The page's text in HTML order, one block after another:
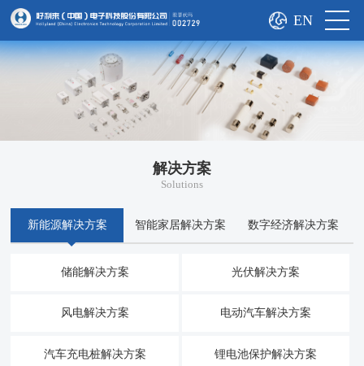
EN
解决方案
Solutions
新能源解决方案 智能家居解决方案 数字经济解决方案
储能解决方案 光伏解决方案
风电解决方案 电动汽车解决方案
汽车充电桩解决方案 锂电池保护解决方案